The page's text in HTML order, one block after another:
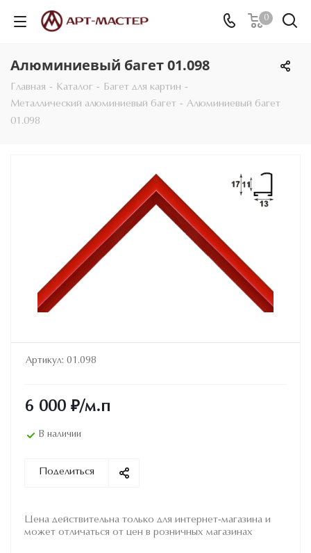
0
Алюминиевый багет 01.098
Главная - Каталог - Багет для картин -
Металлический алюминиевый багет - Алюминиевый багет
01.098
Артикул: 01.098
6 000 ₽/м.п
В наличии
Поделиться
Цена действительна только для интернет-магазина и
может отличаться от цен в розничных магазинах